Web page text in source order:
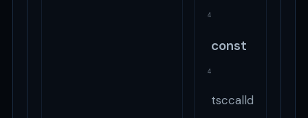
4
const
4
tsccalldto